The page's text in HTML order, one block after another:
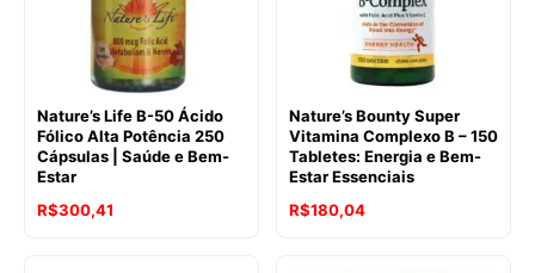
Nature’s Life B-50 Ácido
Fólico Alta Potência 250
Cápsulas | Saúde e Bem-
Estar
R$300,41
Nature’s Bounty Super
Vitamina Complexo B – 150
Tabletes: Energia e Bem-
Estar Essenciais
R$180,04